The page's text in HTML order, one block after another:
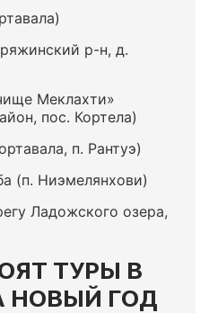
р-н, д.
Меклахти»
пос. Кортела)
п. Рантуэ)
(п. Ниэмелянхови)
Ладожского озера,
ТУРЫ В
НОВЫЙ ГОД